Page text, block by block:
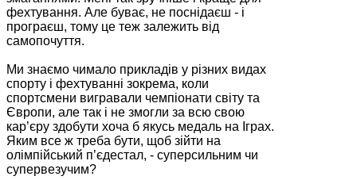
фехтування. Але буває, не поснідаєш - і
програєш, тому це теж залежить від
самопочуття.
Ми знаємо чимало прикладів у різних видах
спорту і фехтуванні зокрема, коли
спортсмени вигравали чемпіонати світу та
Європи, але так і не змогли за всю свою
кар’єру здобути хоча б якусь медаль на Іграх.
Яким все ж треба бути, щоб зійти на
олімпійський п’єдестал, - суперсильним чи
супервезучим?